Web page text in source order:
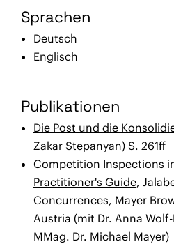
Sprachen
Deutsch
Englisch
Publikationen
Die Post und die
Zakar Stepanyan) S. 261ff
Competition Inspections
Practitioner's Guide,
Concurrences, Mayer
Austria (mit Dr. Anna
MMag. Dr. Michael Mayer)